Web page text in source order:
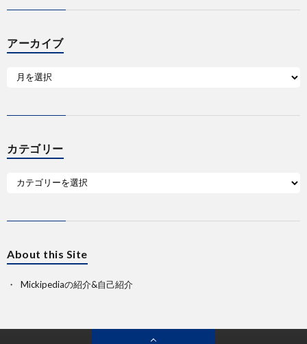
アーカイブ
カテゴリー
About this Site
Mickipediaの紹介&自己紹介